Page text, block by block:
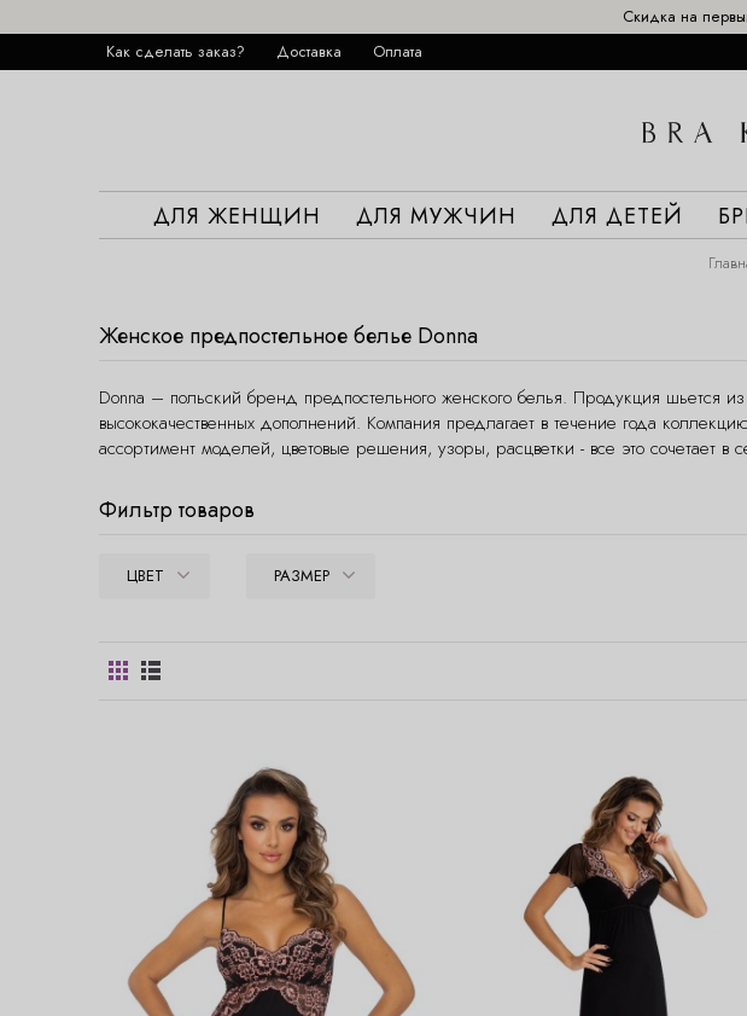
Скидка на
Как сделать заказ?
Доставка Оплата
ДЛЯ ЖЕНЩИН ДЛЯ МУЖЧИН ДЛЯ ДЕТЕЙ
Женское предпостельное белье Donna
Donna – польский бренд предпостельного женского белья. Продукция шьется
высококачественных дополнений. Компания предлагает в течение года
ассортимент моделей, цветовые решения, узоры, расцветки - все это сочетает в
Фильтр товаров
ЦВЕТ РАЗМЕР